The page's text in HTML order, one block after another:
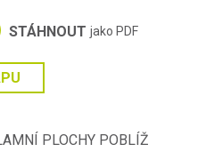
STÁHNOUT jako PDF
PLOCHY POBLÍŽ